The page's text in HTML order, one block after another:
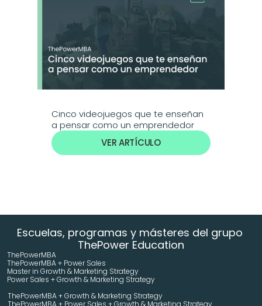
Cinco videojuegos que te enseñan
a pensar como un emprendedor
VER ARTÍCULO
Escuelas, programas y másteres del grupo
ThePower Education
ThePowerMBA
ThePowerMBA + Power Sales
Master in Growth & Marketing Strategy
Power Sales + Growth & Marketing Strategy
ThePowerMBA + Growth & Marketing Strategy
ThePowerMBA + Power Sales + Growth & Marketing Strategy